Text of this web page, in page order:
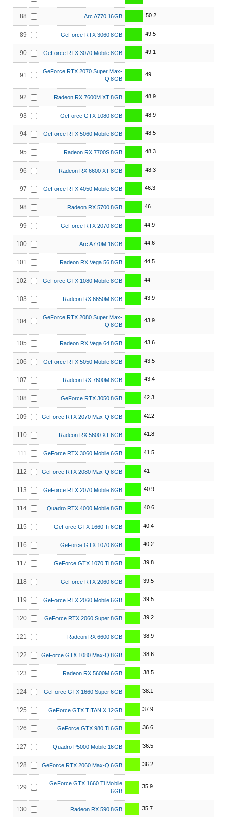
88 Arc A770 16GB 50.2
89 GeForce RTX 3060 8GB 49.5
90 GeForce RTX 3070 Mobile 8GB 49.1
91
GeForce RTX 2070 Super Max-
Q 8GB
49
92 Radeon RX 7600M XT 8GB 48.9
93 GeForce GTX 1080 8GB 48.9
94 GeForce RTX 5060 Mobile 8GB 48.5
95 Radeon RX 7700S 8GB 48.3
96 Radeon RX 6600 XT 8GB 48.3
97 GeForce RTX 4050 Mobile 6GB 46.3
98 Radeon RX 5700 8GB 46
99 GeForce RTX 2070 8GB 44.9
100 Arc A770M 16GB 44.6
101 Radeon RX Vega 56 8GB 44.5
102 GeForce GTX 1080 Mobile 8GB 44
103 Radeon RX 6650M 8GB 43.9
104
GeForce RTX 2080 Super Max-
Q 8GB
43.9
105 Radeon RX Vega 64 8GB 43.6
106 GeForce RTX 5050 Mobile 8GB 43.5
107 Radeon RX 7600M 8GB 43.4
108 GeForce RTX 3050 8GB 42.3
109 GeForce RTX 2070 Max-Q 8GB 42.2
110 Radeon RX 5600 XT 6GB 41.8
111 GeForce RTX 3060 Mobile 6GB 41.5
112 GeForce RTX 2080 Max-Q 8GB 41
113 GeForce RTX 2070 Mobile 8GB 40.9
114 Quadro RTX 4000 Mobile 8GB 40.6
115 GeForce GTX 1660 Ti 6GB 40.4
116 GeForce GTX 1070 8GB 40.2
117 GeForce GTX 1070 Ti 8GB 39.8
118 GeForce RTX 2060 6GB 39.5
119 GeForce RTX 2060 Mobile 6GB 39.5
120 GeForce RTX 2060 Super 8GB 39.2
121 Radeon RX 6600 8GB 38.9
122 GeForce GTX 1080 Max-Q 8GB 38.6
123 Radeon RX 5600M 6GB 38.5
124 GeForce GTX 1660 Super 6GB 38.1
125 GeForce GTX TITAN X 12GB 37.9
126 GeForce GTX 980 Ti 6GB 36.6
127 Quadro P5000 Mobile 16GB 36.5
128 GeForce RTX 2060 Max-Q 6GB 36.2
129
GeForce GTX 1660 Ti Mobile
6GB
35.9
130 Radeon RX 590 8GB 35.7